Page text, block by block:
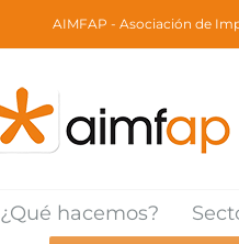
AIMFAP - Asociación de
¿Qué hacemos?